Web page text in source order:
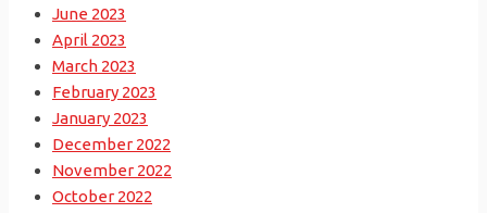
June 2023
April 2023
March 2023
February 2023
January 2023
December 2022
November 2022
October 2022